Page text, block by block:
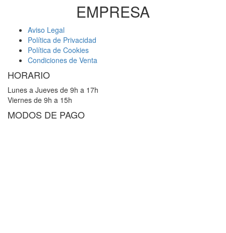
EMPRESA
Aviso Legal
Política de Privacidad
Política de Cookies
Condiciones de Venta
HORARIO
Lunes a Jueves de 9h a 17h
Viernes de 9h a 15h
MODOS DE PAGO